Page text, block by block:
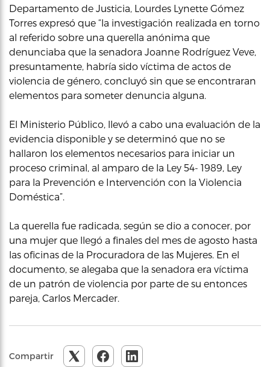
Departamento de Justicia, Lourdes Lynette Gómez
Torres expresó que “la investigación realizada en torno
al referido sobre una querella anónima que
denunciaba que la senadora Joanne Rodríguez Veve,
presuntamente, habría sido víctima de actos de
violencia de género, concluyó sin que se encontraran
elementos para someter denuncia alguna.
El Ministerio Público, llevó a cabo una evaluación de la
evidencia disponible y se determinó que no se
hallaron los elementos necesarios para iniciar un
proceso criminal, al amparo de la Ley 54- 1989, Ley
para la Prevención e Intervención con la Violencia
Doméstica”.
La querella fue radicada, según se dio a conocer, por
una mujer que llegó a finales del mes de agosto hasta
las oficinas de la Procuradora de las Mujeres. En el
documento, se alegaba que la senadora era víctima
de un patrón de violencia por parte de su entonces
pareja, Carlos Mercader.
Compartir